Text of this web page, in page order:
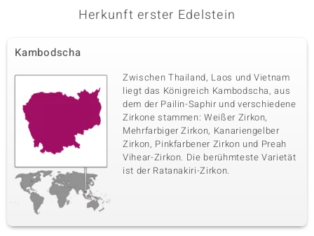
Herkunft erster Edelstein
Kambodscha
Zwischen Thailand, Laos und Vietnam
liegt das Königreich Kambodscha, aus
dem der Pailin-Saphir und verschiedene
Zirkone stammen: Weißer Zirkon,
Mehrfarbiger Zirkon, Kanariengelber
Zirkon, Pinkfarbener Zirkon und Preah
Vihear-Zirkon. Die berühmteste Varietät
ist der Ratanakiri-Zirkon.